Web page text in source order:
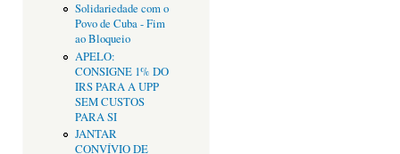
Solidariedade com o
Povo de Cuba - Fim
ao Bloqueio
APELO:
CONSIGNE 1% DO
IRS PARA A UPP
SEM CUSTOS
PARA SI
JANTAR
CONVÍVIO DE